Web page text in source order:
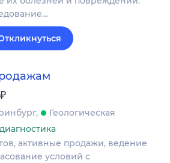
₽
Геологическая
активные продажи, ведение
условий с